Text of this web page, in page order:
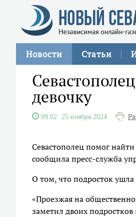
Новости Статьи
девочку
09:02 25 ноября 2024
Севастополец помог
сообщила пресс-служба
О том, что подросток
«Проезжая на
заметил двоих